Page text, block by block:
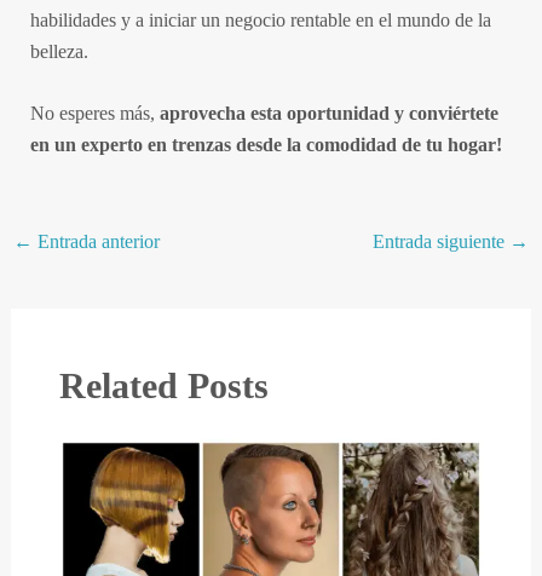
habilidades y a iniciar un negocio rentable en el mundo de la
belleza.
No esperes más, aprovecha esta oportunidad y conviértete
en un experto en trenzas desde la comodidad de tu hogar!
← Entrada anterior Entrada siguiente →
Related Posts